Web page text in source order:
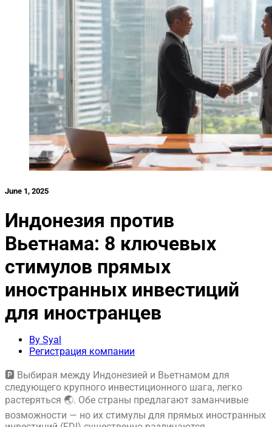
June 1, 2025
Индонезия против
Вьетнама: 8 ключевых
стимулов прямых
иностранных инвестиций
для иностранцев
By Syal
Регистрация компании
🅿️ Выбирая между Индонезией и Вьетнамом для
следующего крупного инвестиционного шага, легко
растеряться 🌏. Обе страны предлагают заманчивые
возможности — но их стимулы для прямых иностранных